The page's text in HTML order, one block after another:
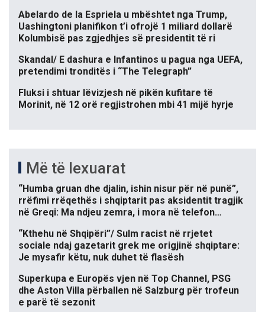
Abelardo de la Espriela u mbështet nga Trump,
Uashingtoni planifikon t’i ofrojë 1 miliard dollarë
Kolumbisë pas zgjedhjes së presidentit të ri
Skandal/ E dashura e Infantinos u pagua nga UEFA,
pretendimi tronditës i “The Telegraph”
Fluksi i shtuar lëvizjesh në pikën kufitare të
Morinit, në 12 orë regjistrohen mbi 41 mijë hyrje
Më të lexuarat
“Humba gruan dhe djalin, ishin nisur për në punë”,
rrëfimi rrëqethës i shqiptarit pas aksidentit tragjik
në Greqi: Ma ndjeu zemra, i mora në telefon…
“Kthehu në Shqipëri”/ Sulm racist në rrjetet
sociale ndaj gazetarit grek me origjinë shqiptare:
Je mysafir këtu, nuk duhet të flasësh
Superkupa e Europës vjen në Top Channel, PSG
dhe Aston Villa përballen në Salzburg për trofeun
e parë të sezonit